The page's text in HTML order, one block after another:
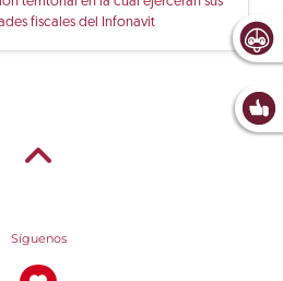
fiscales del Infonavit
Síguenos